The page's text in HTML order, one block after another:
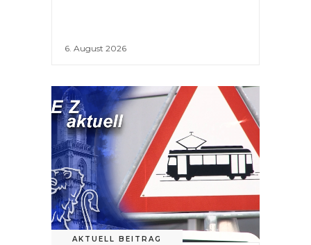
6. August 2026
AKTUELL BEITRAG